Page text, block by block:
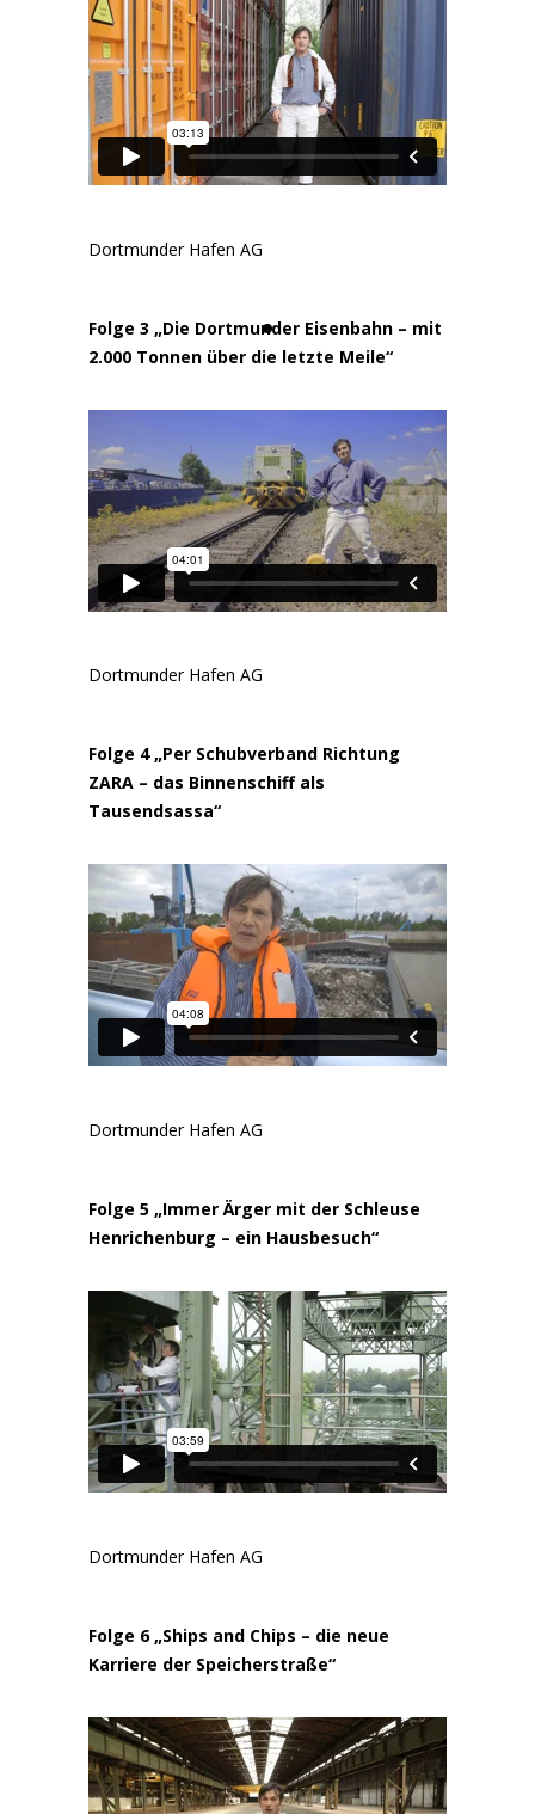
Dortmunder Hafen AG
Folge 3 „Die Dortmunder Eisenbahn – mit
2.000 Tonnen über die letzte Meile“
Dortmunder Hafen AG
Folge 4 „Per Schubverband Richtung
ZARA – das Binnenschiff als
Tausendsassa“
Dortmunder Hafen AG
Folge 5 „Immer Ärger mit der Schleuse
Henrichenburg – ein Hausbesuch“
Dortmunder Hafen AG
Folge 6 „Ships and Chips – die neue
Karriere der Speicherstraße“